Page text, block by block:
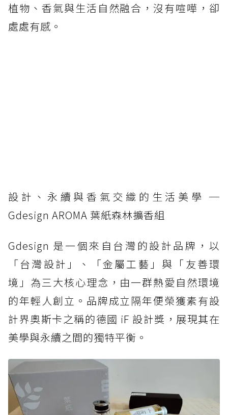
植物、香氣與生活自然融合，沒有喧嘩，卻
處處有感。
設計、永續與香氣交織的生活美學 ─
Gdesign AROMA 葉紙森林擴香組
Gdesign 是一個來自台灣的設計品牌，以
「台灣設計」、「金屬工藝」與「友善環
境」為三大核心理念，由一群熱愛自然環境
的年輕人創立。品牌成立隔年便榮獲素有設
計界奧斯卡之稱的德國 iF 設計獎，展現其在
美學與永續之間的獨特平衡。